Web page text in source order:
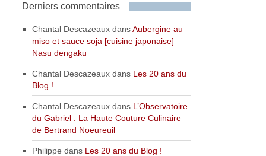
Derniers commentaires
Chantal Descazeaux dansAubergine au
miso et sauce soja [cuisine japonaise] –
Nasu dengaku
Chantal Descazeaux dans Les 20 ans du
Blog !
Chantal Descazeaux dans L’Observatoire
du Gabriel : La Haute Couture Culinaire
de Bertrand Noeureuil
Philippe dans Les 20 ans du Blog !